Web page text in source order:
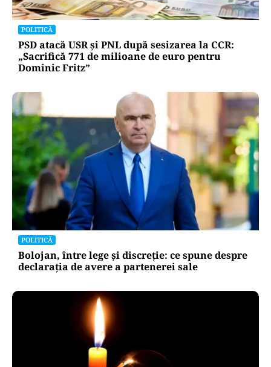
POLITICĂ
PSD atacă USR și PNL după sesizarea la CCR:
„Sacrifică 771 de milioane de euro pentru
Dominic Fritz”
POLITICĂ
Bolojan, între lege și discreție: ce spune despre
declarația de avere a partenerei sale